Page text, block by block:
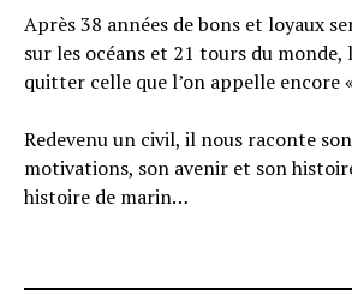
Après 38 années de bons et loyaux
sur les océans et 21 tours du monde,
quitter celle que l’on appelle encore
Redevenu un civil, il nous raconte
motivations, son avenir et son
histoire de marin…